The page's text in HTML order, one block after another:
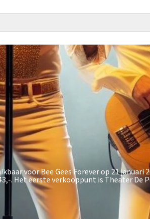
voor Bee Gees Forever op 21 januari
. Het eerste verkooppunt is Theater De